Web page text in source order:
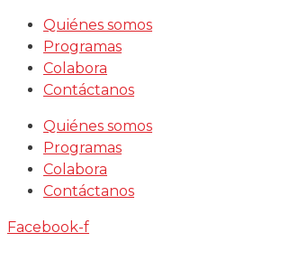
Saltar
contenido
Quiénes somos
Programas
Colabora
Contáctanos
Quiénes somos
Programas
Colabora
Contáctanos
Facebook-f